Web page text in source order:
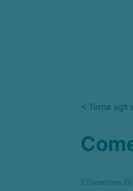
< Torna agli
2 Dicembre